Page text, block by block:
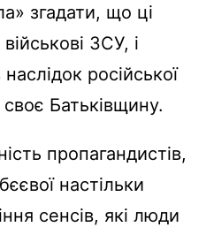
згадати, що ці
ЗСУ, і
російської
Батьківщину.
пропагандистів,
настільки
сенсів, які люди